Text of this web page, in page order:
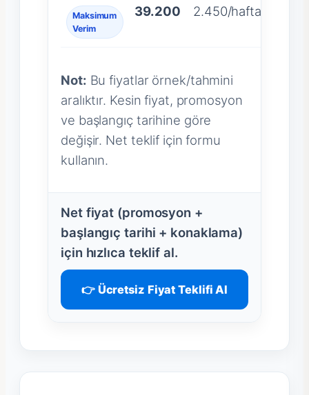
Maksimum
Verim
39.200
2.450/hafta
Not: Bu fiyatlar örnek/tahmini
aralıktır. Kesin fiyat, promosyon
ve başlangıç tarihine göre
değişir. Net teklif için formu
kullanın.
Net fiyat (promosyon +
başlangıç tarihi + konaklama)
için hızlıca teklif al.
👉 Ücretsiz Fiyat Teklifi Al